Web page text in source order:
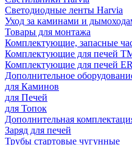
Светодиодные ленты Harvia
Уход за каминами и
Товары для монтажа
Комплектующие, запасные
Комплектующие для печей
Комплектующие для печей
Дополнительное
для Каминов
для Печей
для Топок
Дополнительная
Заряд для печей
Трубы стартовые чугунные